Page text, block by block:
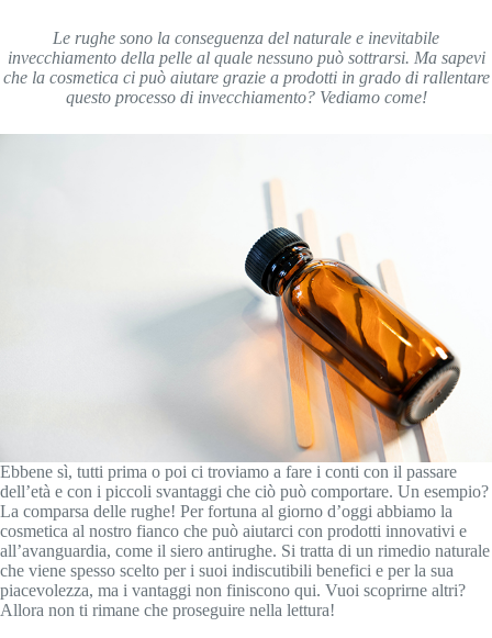
Le rughe sono la conseguenza del naturale e inevitabile
invecchiamento della pelle al quale nessuno può sottrarsi. Ma sapevi
che la cosmetica ci può aiutare grazie a prodotti in grado di rallentare
questo processo di invecchiamento? Vediamo come!
Ebbene sì, tutti prima o poi ci troviamo a fare i conti con il passare
dell’età e con i piccoli svantaggi che ciò può comportare. Un esempio?
La comparsa delle rughe! Per fortuna al giorno d’oggi abbiamo la
cosmetica al nostro fianco che può aiutarci con prodotti innovativi e
all’avanguardia, come il siero antirughe. Si tratta di un rimedio naturale
che viene spesso scelto per i suoi indiscutibili benefici e per la sua
piacevolezza, ma i vantaggi non finiscono qui. Vuoi scoprirne altri?
Allora non ti rimane che proseguire nella lettura!